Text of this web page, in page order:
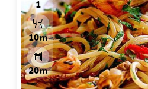
1
10m
20m